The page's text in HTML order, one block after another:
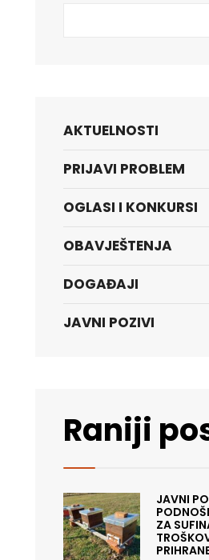
AKTUELNOSTI
PRIJAVI PROBLEM
OGLASI I KONKURSI
OBAVJEŠTENJA
DOGAĐAJI
JAVNI POZIVI
Raniji
JAVNI
ZA